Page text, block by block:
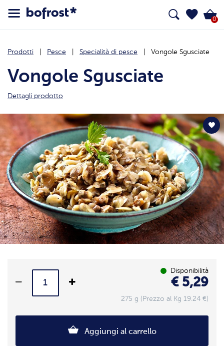
0
Prodotti Pesce Specialità di pesce Vongole Sgusciate
Vongole Sgusciate
Dettagli prodotto
Disponibilità
€ 5,29
275 g (Prezzo al Kg 19.24 €)
Aggiungi al carrello